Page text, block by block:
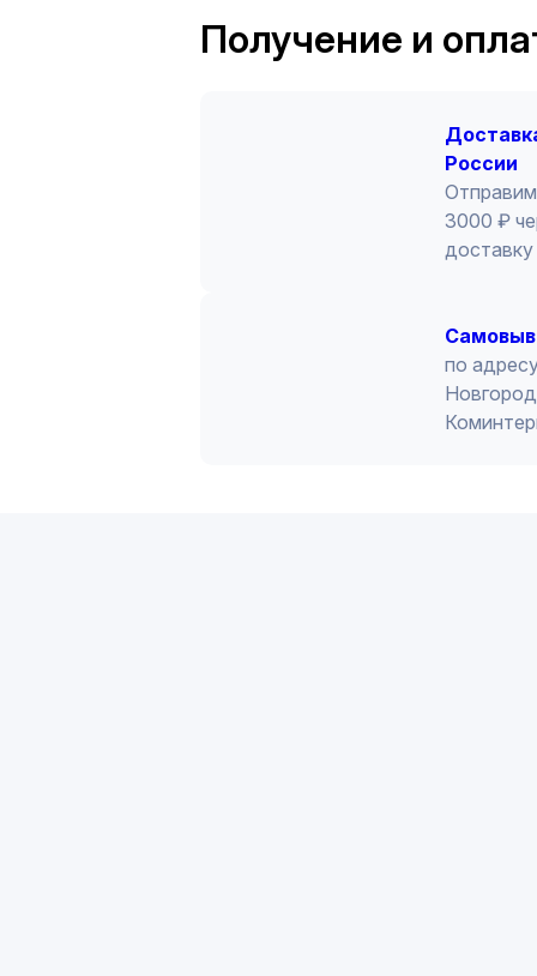
Конструкция предусматривает 12
Получение и
России
3000 ₽
по